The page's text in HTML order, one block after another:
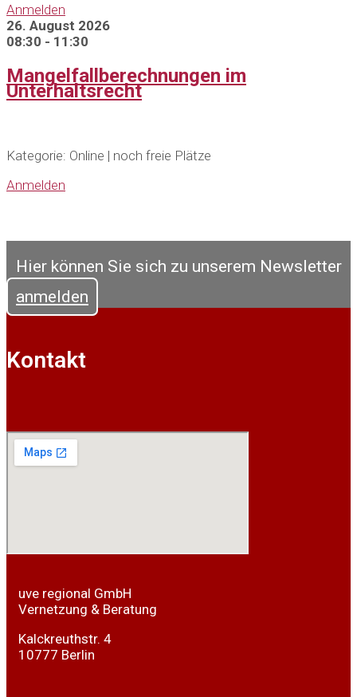
Anmelden
26. August 2026
08:30 - 11:30
Mangelfallberechnungen im
Unterhaltsrecht
Kategorie: Online | noch freie Plätze
Anmelden
Hier können Sie sich zu unserem Newsletter
anmelden
Kontakt
uve regional GmbH
Vernetzung & Beratung
Kalckreuthstr. 4
10777 Berlin